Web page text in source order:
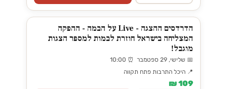
הדרדסים ההצגה - Live על הבמה - ההפקה
המצליחה בישראל חוזרת לבמות למספר הצגות
מוגבל!
📅 שלישי, 29 ספטמבר ⏰ 10:00
📍 היכל התרבות פתח תקווה
109 ₪